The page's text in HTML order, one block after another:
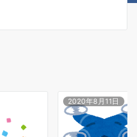
2020年8月11日